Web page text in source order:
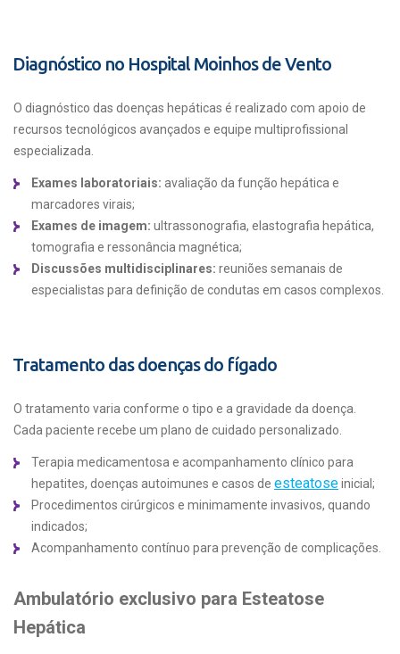
Diagnóstico no Hospital Moinhos de Vento
O diagnóstico das doenças hepáticas é realizado com apoio de
recursos tecnológicos avançados e equipe multiprofissional
especializada.
Exames laboratoriais: avaliação da função hepática e
marcadores virais;
Exames de imagem: ultrassonografia, elastografia hepática,
tomografia e ressonância magnética;
Discussões multidisciplinares: reuniões semanais de
especialistas para definição de condutas em casos complexos.
Tratamento das doenças do fígado
O tratamento varia conforme o tipo e a gravidade da doença.
Cada paciente recebe um plano de cuidado personalizado.
Terapia medicamentosa e acompanhamento clínico para
hepatites, doenças autoimunes e casos de esteatoseinicial;
Procedimentos cirúrgicos e minimamente invasivos, quando
indicados;
Acompanhamento contínuo para prevenção de complicações.
Ambulatório exclusivo para Esteatose
Hepática